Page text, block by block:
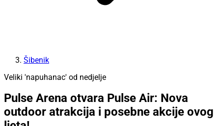
Šibenik
Veliki 'napuhanac' od nedjelje
Pulse Arena otvara Pulse Air: Nova
outdoor atrakcija i posebne akcije ovog